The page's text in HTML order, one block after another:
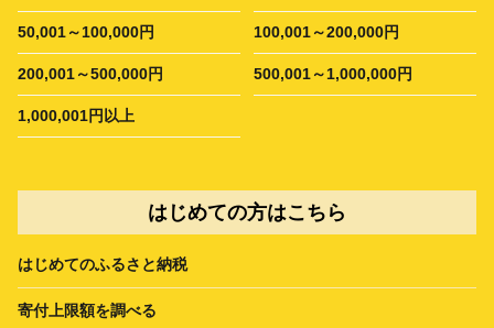
50,001～100,000円 100,001～200,000円
200,001～500,000円 500,001～1,000,000円
1,000,001円以上
はじめての方はこちら
はじめてのふるさと納税
寄付上限額を調べる